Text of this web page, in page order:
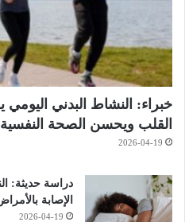
خبراء: النشاط البدني
القلب ويحسن الصحة النفسية
2026-04-19
دراسة حديثة:
الإصابة
2026-04-19